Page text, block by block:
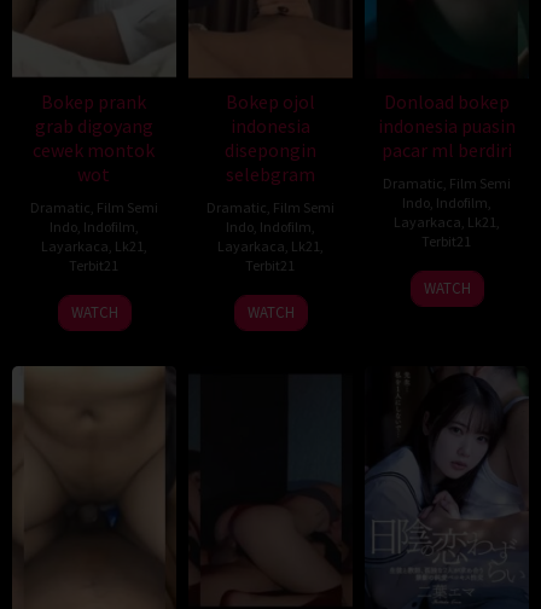
Bokep prank
grab digoyang
cewek montok
wot
Dramatic Film Semi
Indo, Indofilm
Layarkaca Lk21
Terbit21
WATCH
Bokep ojol
indonesia
disepongin
selebgram
Dramatic Film Semi
Indo, Indofilm
Layarkaca Lk21
Terbit21
WATCH
Donload bokep
indonesia puasin
pacar ml berdiri
Dramatic Film Semi
Indo, Indofilm
Layarkaca Lk21
Terbit21
WATCH